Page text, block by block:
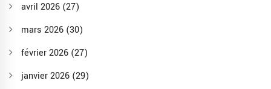
avril 2026 (27)
mars 2026 (30)
février 2026 (27)
janvier 2026 (29)